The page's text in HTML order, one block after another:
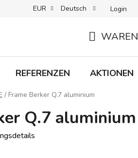
+ LIEFERUNG RÜCKGABEN
EUR Deutsch Login
REFERENZEN AKTIONEN
/ Frame Berker Q.7 aluminium
Q.7 aluminium